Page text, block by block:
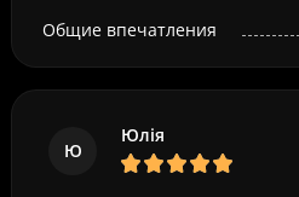
Общие впечатления
Ю
Юлія